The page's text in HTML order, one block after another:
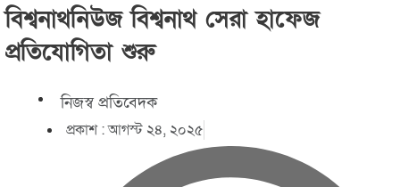
বিশ্বনাথনিউজ বিশ্বনাথ সেরা হাফেজ
প্রতিযোগিতা শুরু
নিজস্ব প্রতিবেদক
প্রকাশ :আগস্ট ২৪, ২০২৫